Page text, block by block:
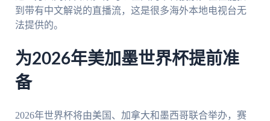
到带有中文解说的直播流，这是很多海外本地电视台无
法提供的。
为2026年美加墨世界杯提前准
备
2026年世界杯将由美国、加拿大和墨西哥联合举办，赛